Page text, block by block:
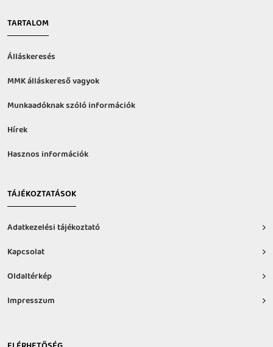
TARTALOM
Álláskeresés
MMK álláskereső vagyok
Munkaadóknak szóló információk
Hírek
Hasznos információk
TÁJÉKOZTATÁSOK
Adatkezelési tájékoztató
Kapcsolat
Oldaltérkép
Impresszum